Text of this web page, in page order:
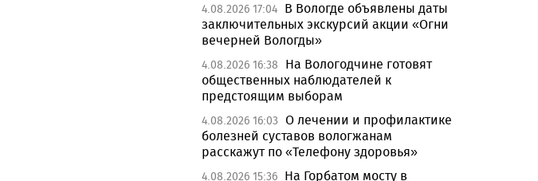
4.08.2026 17:04 В Вологде объявлены даты
заключительных экскурсий акции «Огни
вечерней Вологды»
4.08.2026 16:38
На Вологодчине готовят
общественных наблюдателей к
предстоящим выборам
4.08.2026 16:03 О лечении и профилактике
болезней суставов вологжанам
расскажут по «Телефону здоровья»
4.08.2026 15:36 На Горбатом мосту в